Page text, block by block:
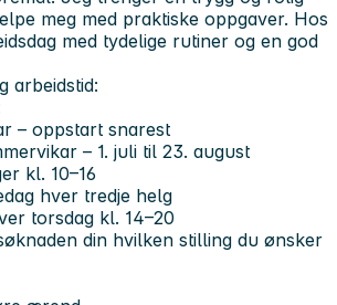
meg med praktiske oppgaver. Hos
med tydelige rutiner og en god
arbeidstid:
– oppstart snarest
– 1. juli til 23. august
kl. 10–16
hver tredje helg
torsdag kl. 14–20
din hvilken stilling du ønsker